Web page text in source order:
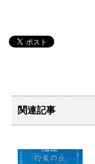
関連記事